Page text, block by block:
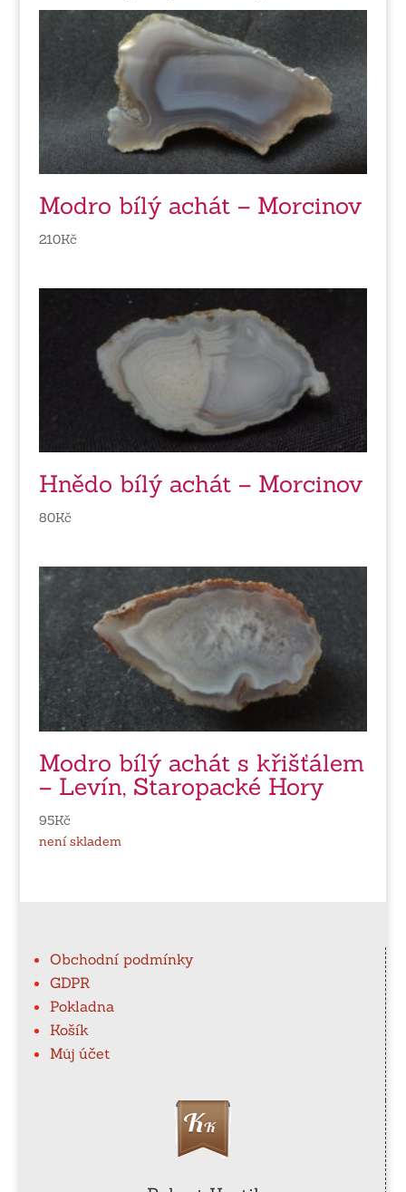
Modro bílý achát – Morcinov
210Kč
Hnědo bílý achát – Morcinov
80Kč
Modro bílý achát s křišťálem
– Levín, Staropacké Hory
95Kč
není skladem
Obchodní podmínky
GDPR
Pokladna
Košík
Můj účet